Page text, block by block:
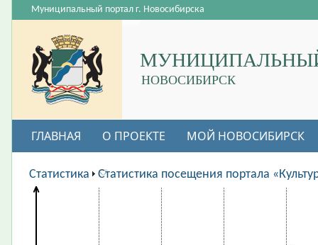
НОВОСИБИРСК
Муниципальный портал г. Новосибирска
ГЛАВНАЯ О ПРОЕКТЕ МОЙ НОВОСИБИРСК
ВАКАНСИИ
Статистика Статистика посещения портала